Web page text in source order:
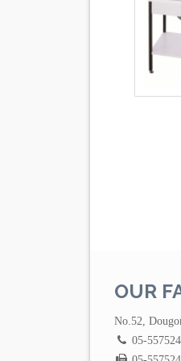
OUR
No.52,
05-